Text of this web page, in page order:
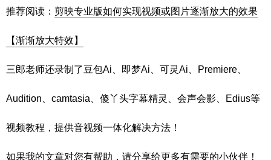
推荐阅读： 剪映专业版如何实现视频或图片逐渐放大的效果
【渐渐放大特效】
三郎老师还录制了豆包Ai、即梦Ai、可灵Ai、Premiere、
Audition、camtasia、傻丫头字幕精灵、会声会影、Edius等
视频教程，提供音视频一体化解决方法！
如果我的文章对您有帮助，请分享给更多有需要的小伙伴！